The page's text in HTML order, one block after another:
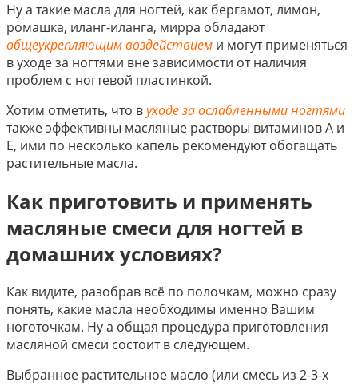
Ну а такие масла для ногтей, как бергамот, лимон,
ромашка, иланг-иланга, мирра обладают
общеукрепляющим воздействием и могут применяться
в уходе за ногтями вне зависимости от наличия
проблем с ногтевой пластинкой.
Хотим отметить, что вуходе за ослабленными ногтями
также эффективны масляные растворы витаминов А и
Е, ими по несколько капель рекомендуют обогащать
растительные масла.
Как приготовить и применять
масляные смеси для ногтей в
домашних условиях?
Как видите, разобрав всё по полочкам, можно сразу
понять, какие масла необходимы именно Вашим
ноготочкам. Ну а общая процедура приготовления
масляной смеси состоит в следующем.
Выбранное растительное масло (или смесь из 2-3-х